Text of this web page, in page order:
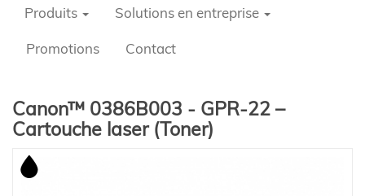
Produits Solutions en entreprise
Promotions Contact
Canon™ 0386B003 - GPR-22 –
Cartouche laser (Toner)